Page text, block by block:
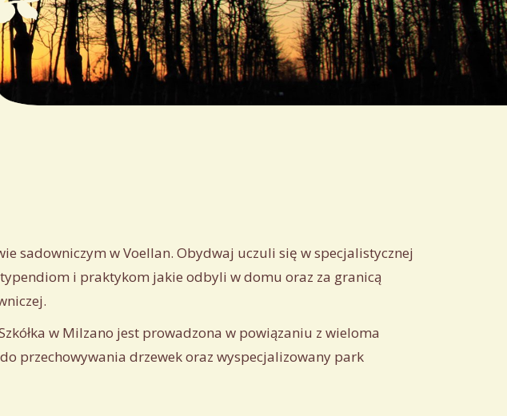
sadowniczym wVoellan. Obydwaj uczuli się wspecjalistycznej
i praktykom jakie odbyli w domu oraz za granicą
w Milzano jest prowadzona w powiązaniu z wieloma
do przechowywania drzewekoraz wyspecjalizowany park